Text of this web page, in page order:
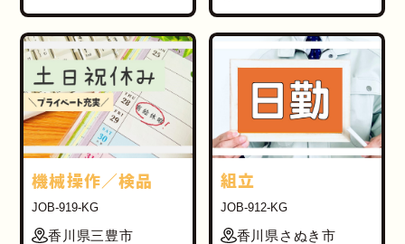
機械操作／検品
JOB-919-KG
香川県三豊市
組立
JOB-912-KG
香川県さぬき市